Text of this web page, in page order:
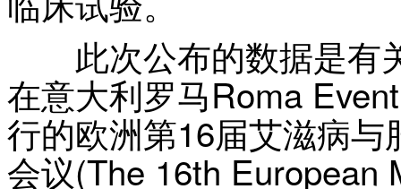
此次公布的数据是有
在意大利罗马Roma
行的欧洲第16届艾滋病
会议(The 16th European